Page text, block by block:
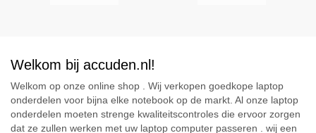
Welkom bij accuden.nl!
Welkom op onze online shop . Wij verkopen goedkope laptop
onderdelen voor bijna elke notebook op de markt. Al onze laptop
onderdelen moeten strenge kwaliteitscontroles die ervoor zorgen
dat ze zullen werken met uw laptop computer passeren . wij een